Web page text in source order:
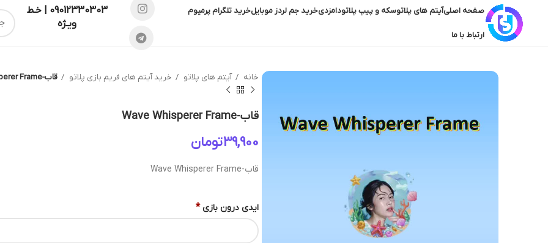
صفحه اصلیآیتم های پلاتوسکه و پیپ پلاتودامزدیخرید جم لردز موبایلخرید تلگرام پرمیوم
ارتباط با ما
09012330303 | خـط
ویـژه
خانه آیتم های پلاتو خرید آیتم های فریم بازی پلاتو قاب-Wave Whisperer Frame
قاب-Wave Whisperer Frame
تومان
قاب-Wave Whisperer Frame
ایدی درون بازی *